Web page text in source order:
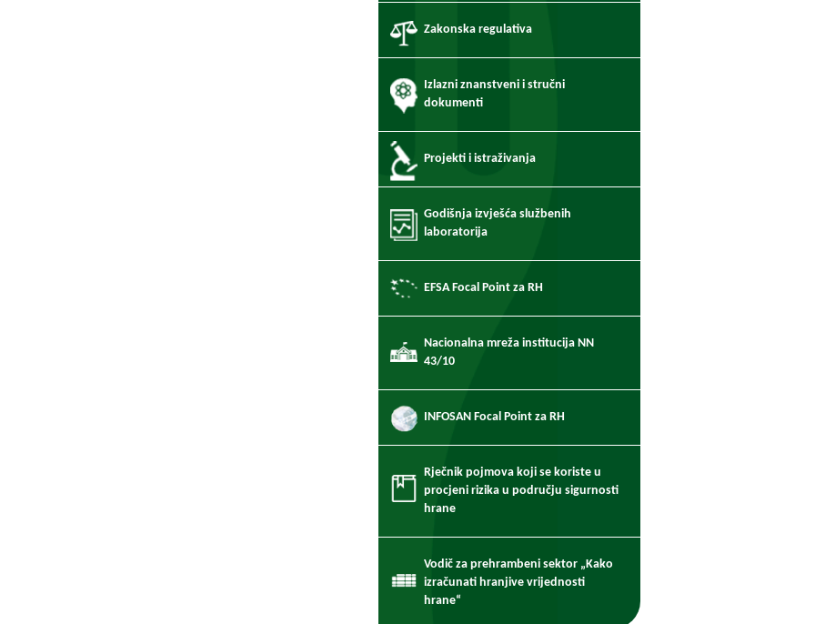
Zakonska regulativa
Izlazni znanstveni i stručni
dokumenti
Projekti i istraživanja
Godišnja izvješća službenih
laboratorija
EFSA Focal Point za RH
Nacionalna mreža institucija NN
43/10
INFOSAN Focal Point za RH
Rječnik pojmova koji se koriste u
procjeni rizika u području sigurnosti
hrane
Vodič za prehrambeni sektor „Kako
izračunati hranjive vrijednosti
hrane“